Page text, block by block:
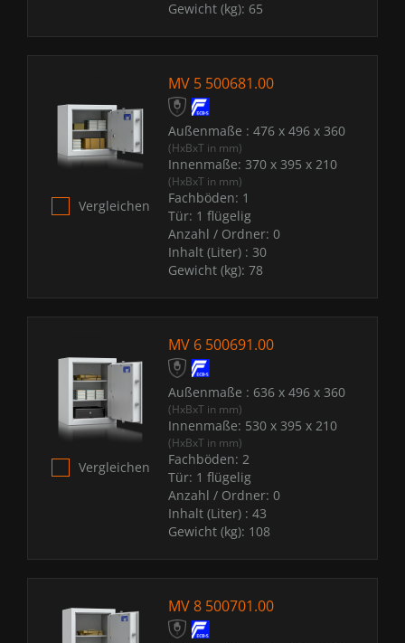
Gewicht (kg): 65
Vergleichen
MV 5 500681.00
Außenmaße : 476 x 496 x 360
(HxBxT in mm)
Innenmaße: 370 x 395 x 210
(HxBxT in mm)
Fachböden: 1
Tür: 1 flügelig
Anzahl / Ordner: 0
Inhalt (Liter) : 30
Gewicht (kg): 78
Vergleichen
MV 6 500691.00
Außenmaße : 636 x 496 x 360
(HxBxT in mm)
Innenmaße: 530 x 395 x 210
(HxBxT in mm)
Fachböden: 2
Tür: 1 flügelig
Anzahl / Ordner: 0
Inhalt (Liter) : 43
Gewicht (kg): 108
MV 8 500701.00